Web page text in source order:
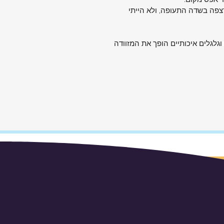
מעלות. היא פשוט "מרחפת" על הרצפה בשדה התעופה, ולא הייתי
איכותיים הופך את המזוודה